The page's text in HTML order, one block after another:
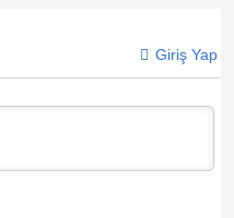
Giriş Yap